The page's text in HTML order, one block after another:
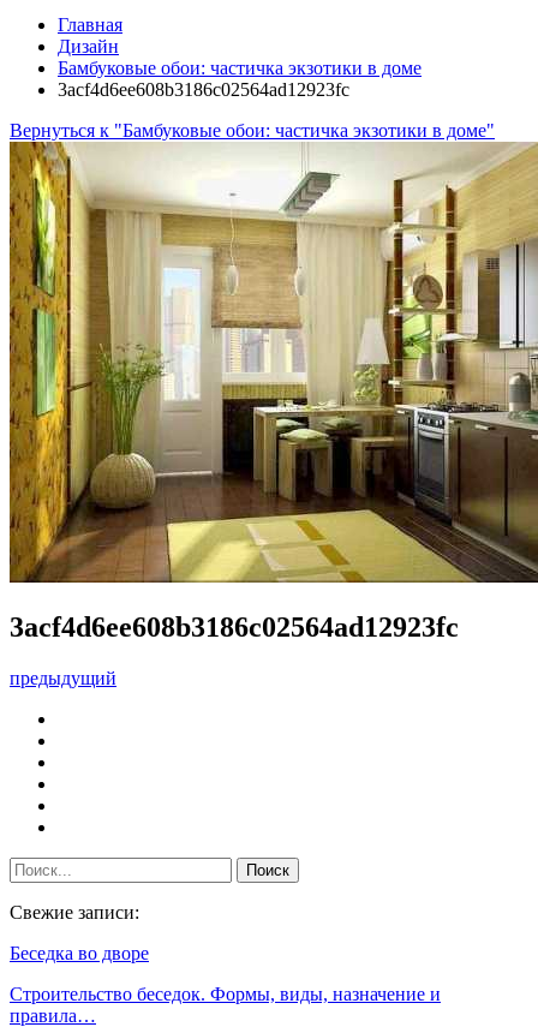
Главная
Дизайн
Бамбуковые обои: частичка экзотики в доме
3acf4d6ee608b3186c02564ad12923fc
Вернуться к "Бамбуковые обои: частичка экзотики в доме"
3acf4d6ee608b3186c02564ad12923fc
предыдущий
Свежие записи:
Беседка во дворе
Строительство беседок. Формы, виды, назначение и
правила…